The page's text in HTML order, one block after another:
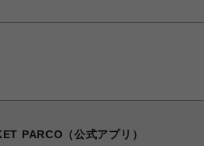
PARCO（公式アプリ）